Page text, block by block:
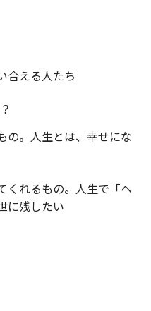
合える人たち
の。人生とは、幸せにな
くれるもの。人生で「ヘ
に残したい